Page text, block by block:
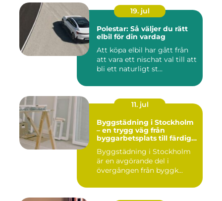
19. jul
Polestar: Så väljer du rätt
elbil för din vardag
Att köpa elbil har gått från
att vara ett nischat val till att
bli ett naturligt st...
11. jul
Byggstädning i Stockholm
– en trygg väg från
byggarbetsplats till färdig
Byggstädning i Stockholm
är en avgörande del i
övergången från byggk...